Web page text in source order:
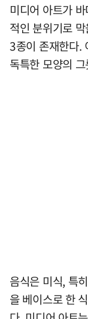
미디어 아트가
적인 분위기로
3종이 존재한다.
독특한 모양의
음식은 미식, 특
을 베이스로 한